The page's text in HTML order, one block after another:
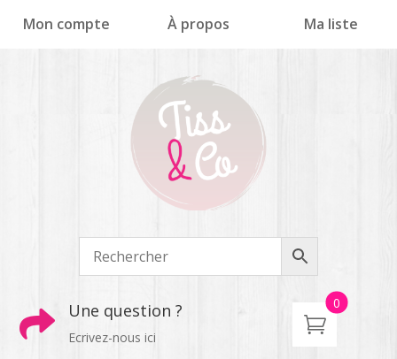
Mon compte À propos Ma liste
 Une question ?
Ecrivez-nous ici
0